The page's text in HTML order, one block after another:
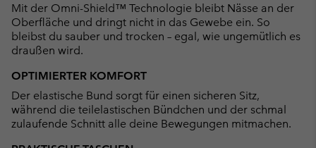
Mit der Omni-Shield™ Technologie bleibt Nässe an der
Oberfläche und dringt nicht in das Gewebe ein. So
bleibst du sauber und trocken – egal, wie ungemütlich es
draußen wird.
OPTIMIERTER KOMFORT
Der elastische Bund sorgt für einen sicheren Sitz,
während die teilelastischen Bündchen und der schmal
zulaufende Schnitt alle deine Bewegungen mitmachen.